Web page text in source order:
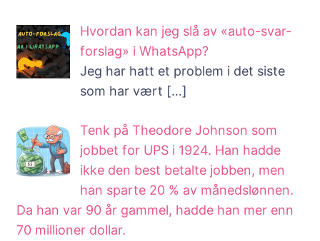
Hvordan kan jeg slå av «auto-svar-
forslag» i WhatsApp?
Jeg har hatt et problem i det siste
som har vært […]
Tenk på Theodore Johnson som
jobbet for UPS i 1924. Han hadde
ikke den best betalte jobben, men
han sparte 20 % av månedslønnen.
Da han var 90 år gammel, hadde han mer enn
70 millioner dollar.